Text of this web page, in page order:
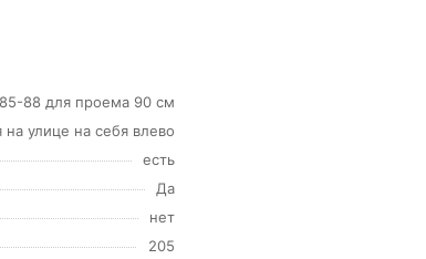
85-88 для проема 90 см
на улице на себя влево
есть
Да
нет
205